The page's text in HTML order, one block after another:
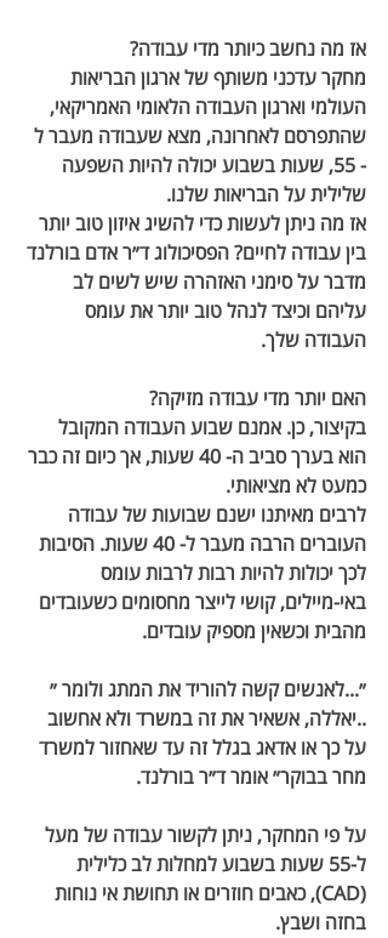
אז מה נחשב כיותר מדי עבודה?
מחקר עדכני משותף של ארגון הבריאות
העולמי וארגון העבודה הלאומי האמריקאי,
שהתפרסם לאחרונה, מצא שעבודה מעבר ל
- 55, שעות בשבוע יכולה להיות השפעה
שלילית על הבריאות שלנו.
אז מה ניתן לעשות כדי להשיג איזון טוב יותר
בין עבודה לחיים? הפסיכולוג ד״ר אדם בורלנד
מדבר על סימני האזהרה שיש לשים לב
עליהם וכיצד לנהל טוב יותר את עומס
העבודה שלך.
האם יותר מדי עבודה מזיקה?
בקיצור, כן. אמנם שבוע העבודה המקובל
הוא בערך סביב ה- 40 שעות, אך כיום זה כבר
כמעט לא מציאותי.
לרבים מאיתנו ישנם שבועות של עבודה
העוברים הרבה מעבר ל- 40 שעות. הסיבות
לכך יכולות להיות רבות לרבות עומס
באי-מיילים, קושי לייצר מחסומים כשעובדים
מהבית וכשאין מספיק עובדים.
״...לאנשים קשה להוריד את המתג ולומר ״
..יאללה, אשאיר את זה במשרד ולא אחשוב
על כך או אדאג בגלל זה עד שאחזור למשרד
מחר בבוקר״ אומר ד״ר בורלנד.
על פי המחקר, ניתן לקשור עבודה של מעל
ל-55 שעות בשבוע למחלות לב כלילית
(CAD), כאבים חוזרים או תחושת אי נוחות
בחזה ושבץ.